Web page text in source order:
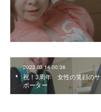
2022.03.14 00:36
祝！3周年 女性の笑顔のサ
ポーター